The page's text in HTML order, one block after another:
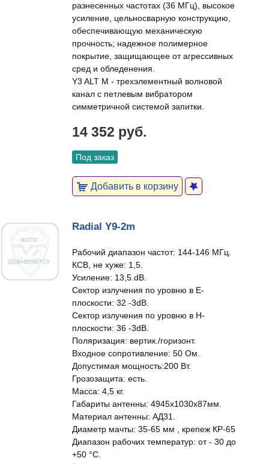
разнесенных частотах (36 МГц), высокое
усиление, цельносварную конструкцию,
обеспечивающую механическую
прочность; надежное полимерное
покрытие, защищающее от агрессивных
сред и обледенения.
Y3 ALT M - трехэлементный волновой
канал с петлевым вибратором
симметричной системой запитки.
14 352 руб.
Под заказ
Добавить в корзину
Radial Y9-2m
Рабочий диапазон частот: 144-146 МГц.
КСВ, не хуже: 1,5.
Усиление: 13,5.dB.
Сектор излучения по уровню в Е-
плоскости: 32 -3dB.
Сектор излучения по уровню в Н-
плоскости: 36 -3dB.
Поляризация: вертик./горизонт.
Входное сопротивление: 50 Ом.
Допустимая мощность:200 Вт.
Грозозащита: есть.
Масса: 4,5 кг.
Габариты антенны: 4945х1030х87мм.
Материал антенны: АД31.
Диаметр мачты: 35-65 мм , крепеж КР-65
Диапазон рабочих температур: от - 30 до
+50 °С.